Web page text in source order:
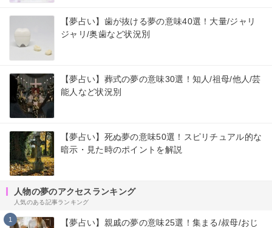
【夢占い】歯が抜ける夢の意味40選！大量/ジャリ
ジャリ/奥歯など状況別
【夢占い】葬式の夢の意味30選！知人/祖母/他人/芸
能人など状況別
【夢占い】死ぬ夢の意味50選！スピリチュアル的な
暗示・見た時のポイントを解説
人物の夢のアクセスランキング
人気のある記事ランキング
1
【夢占い】親戚の夢の意味25選！集まる/叔母/おじ